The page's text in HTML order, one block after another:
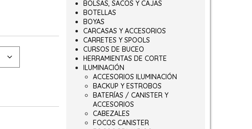
149,00€ hasta 195,00€
BOLSAS, SACOS Y CAJAS
BOTELLAS
BOYAS
CARCASAS Y ACCESORIOS
CARRETES Y SPOOLS
CURSOS DE BUCEO
HERRAMIENTAS DE CORTE
ILUMINACIÓN
ACCESORIOS ILUMINACIÓN
BACKUP Y ESTROBOS
BATERÍAS / CANISTER Y
ACCESORIOS
CABEZALES
FOCOS CANISTER